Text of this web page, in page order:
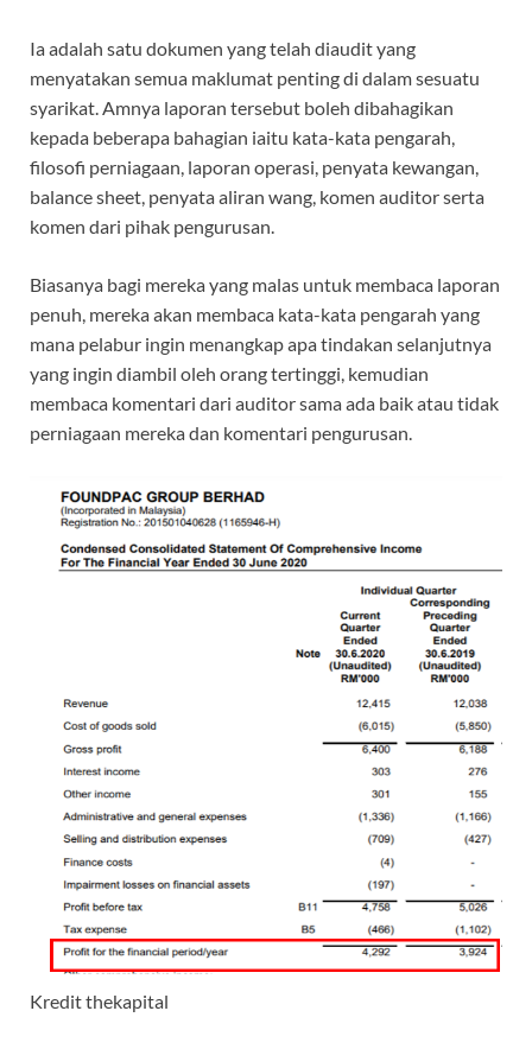
Ia adalah satu dokumen yang telah diaudit yang
menyatakan semua maklumat penting di dalam sesuatu
syarikat. Amnya laporan tersebut boleh dibahagikan
kepada beberapa bahagian iaitu kata-kata pengarah,
filosofi perniagaan, laporan operasi, penyata kewangan,
balance sheet, penyata aliran wang, komen auditor serta
komen dari pihak pengurusan.
Biasanya bagi mereka yang malas untuk membaca laporan
penuh, mereka akan membaca kata-kata pengarah yang
mana pelabur ingin menangkap apa tindakan selanjutnya
yang ingin diambil oleh orang tertinggi, kemudian
membaca komentari dari auditor sama ada baik atau tidak
perniagaan mereka dan komentari pengurusan.
Kredit thekapital